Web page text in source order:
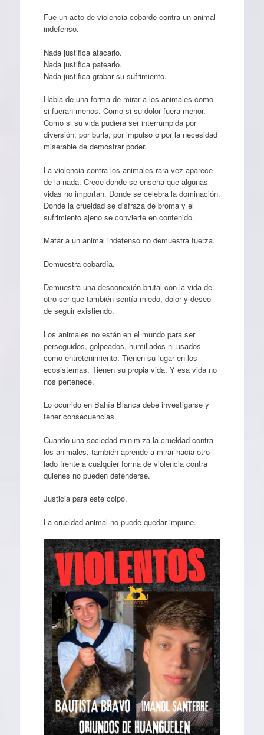
Fue un acto de violencia cobarde contra un animal
indefenso.
Nada justifica atacarlo.
Nada justifica patearlo.
Nada justifica grabar su sufrimiento.
Habla de una forma de mirar a los animales como
si fueran menos. Como si su dolor fuera menor.
Como si su vida pudiera ser interrumpida por
diversión, por burla, por impulso o por la necesidad
miserable de demostrar poder.
La violencia contra los animales rara vez aparece
de la nada. Crece donde se enseña que algunas
vidas no importan. Donde se celebra la dominación.
Donde la crueldad se disfraza de broma y el
sufrimiento ajeno se convierte en contenido.
Matar a un animal indefenso no demuestra fuerza.
Demuestra cobardía.
Demuestra una desconexión brutal con la vida de
otro ser que también sentía miedo, dolor y deseo
de seguir existiendo.
Los animales no están en el mundo para ser
perseguidos, golpeados, humillados ni usados
como entretenimiento. Tienen su lugar en los
ecosistemas. Tienen su propia vida. Y esa vida no
nos pertenece.
Lo ocurrido en Bahía Blanca debe investigarse y
tener consecuencias.
Cuando una sociedad minimiza la crueldad contra
los animales, también aprende a mirar hacia otro
lado frente a cualquier forma de violencia contra
quienes no pueden defenderse.
Justicia para este coipo.
La crueldad animal no puede quedar impune.